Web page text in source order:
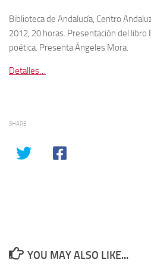
Biblioteca de Andalucía, Centro
2012, 20 horas. Presentación del libro
poética. Presenta Ángeles Mora.
Detalles…
SHARE
YOU MAY ALSO LIKE...